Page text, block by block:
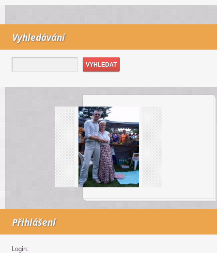
Vyhledávání
Přihlášení
Login: